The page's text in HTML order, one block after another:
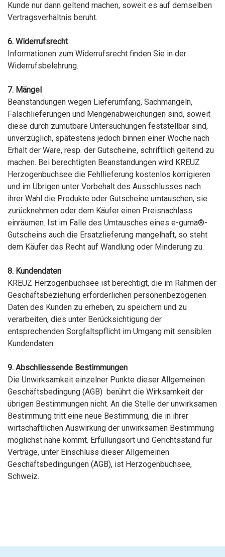
Kunde nur dann geltend machen, soweit es auf demselben
Vertragsverhältnis beruht.
6. Widerrufsrecht
Informationen zum Widerrufsrecht finden Sie in der
Widerrufsbelehrung.
7. Mängel
Beanstandungen wegen Lieferumfang, Sachmängeln,
Falschlieferungen und Mengenabweichungen sind, soweit
diese durch zumutbare Untersuchungen feststellbar sind,
unverzüglich, spätestens jedoch binnen einer Woche nach
Erhalt der Ware, resp. der Gutscheine, schriftlich geltend zu
machen. Bei berechtigten Beanstandungen wird KREUZ
Herzogenbuchsee die Fehllieferung kostenlos korrigieren
und im Übrigen unter Vorbehalt des Ausschlusses nach
ihrer Wahl die Produkte oder Gutscheine umtauschen, sie
zurücknehmen oder dem Käufer einen Preisnachlass
einräumen. Ist im Falle des Umtausches eines e-guma®-
Gutscheins auch die Ersatzlieferung mangelhaft, so steht
dem Käufer das Recht auf Wandlung oder Minderung zu.
8. Kundendaten
KREUZ Herzogenbuchsee ist berechtigt, die im Rahmen der
Geschäftsbeziehung erforderlichen personenbezogenen
Daten des Kunden zu erheben, zu speichern und zu
verarbeiten, dies unter Berücksichtigung der
entsprechenden Sorgfaltspflicht im Umgang mit sensiblen
Kundendaten.
9. Abschliessende Bestimmungen
Die Unwirksamkeit einzelner Punkte dieser Allgemeinen
Geschäftsbedingung (AGB) berührt die Wirksamkeit der
übrigen Bestimmungen nicht. An die Stelle der unwirksamen
Bestimmung tritt eine neue Bestimmung, die in ihrer
wirtschaftlichen Auswirkung der unwirksamen Bestimmung
möglichst nahe kommt. Erfüllungsort und Gerichtsstand für
Verträge, unter Einschluss dieser Allgemeinen
Geschäftsbedingungen (AGB), ist Herzogenbuchsee,
Schweiz.